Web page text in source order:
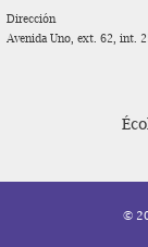
Dirección
Avenida Uno, ext. 62, int.
©